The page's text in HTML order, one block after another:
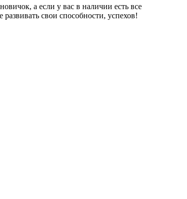
а если у вас в наличии есть все
свои способности, успехов!